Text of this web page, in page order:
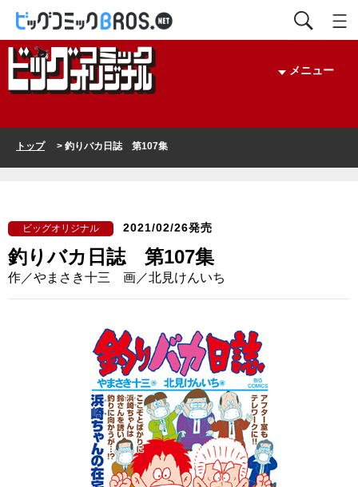
メニュー
トップ> 釣りバカ日誌 第107集
ビッグオリジナル 2021/02/26発売
釣りバカ日誌 第107集
作／やまさき十三 画／北見けんいち